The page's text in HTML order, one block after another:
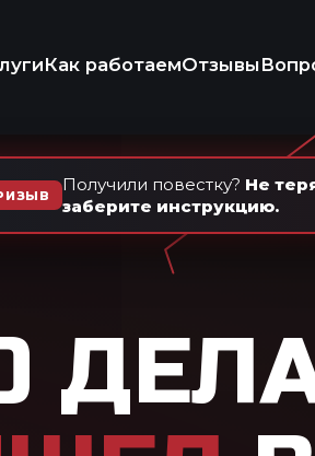
Получили повестку? Не
заберите инструкцию.
КОМПАНИЯ
В